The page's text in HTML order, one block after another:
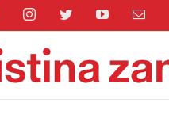
FacebookInstagramTwitterYouTubeEmail